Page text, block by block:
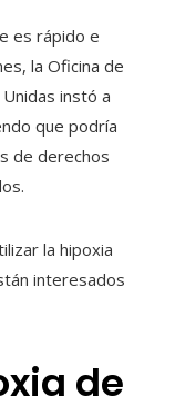
es rápido e
la Oficina de
instó a
que podría
de derechos
la hipoxia
interesados
de